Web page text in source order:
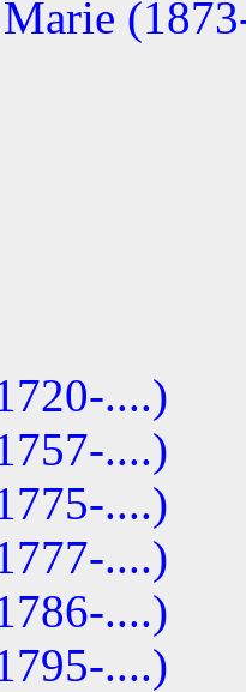
....)
....)
....)
....)
....)
....)